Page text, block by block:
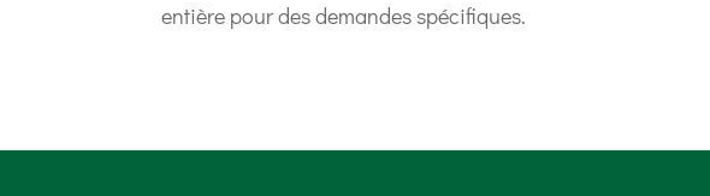
entière pour des demandes spécifiques.